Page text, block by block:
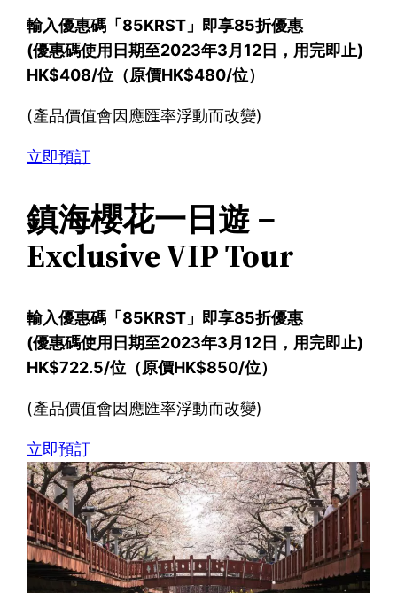
輸入優惠碼「85KRST」即享85折優惠
(優惠碼使用日期至2023年3月12日，用完即止)
HK$408/位（原價HK$480/位）
(產品價值會因應匯率浮動而改變)
立即預訂
鎮海櫻花一日遊－
Exclusive VIP Tour
輸入優惠碼「85KRST」即享85折優惠
(優惠碼使用日期至2023年3月12日，用完即止)
HK$722.5/位（原價HK$850/位）
(產品價值會因應匯率浮動而改變)
立即預訂